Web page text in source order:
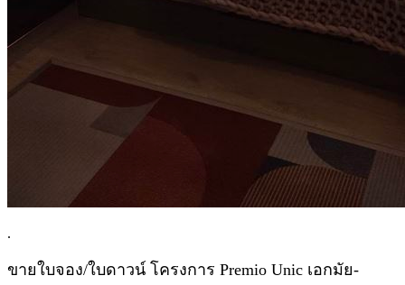
.
ขายใบจอง/ใบดาวน์ โครงการ Premio Unic เอกมัย-